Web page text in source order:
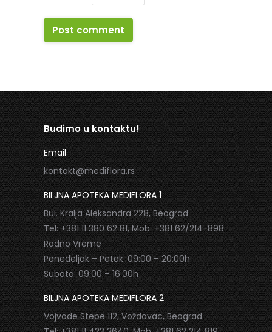
Post comment
Budimo u kontaktu!
Email
kontakt@mediflora.rs
BILJNA APOTEKA MEDIFLORA 1
Bul. Kralja Aleksandra 228, Beograd
Tel: +381 11 380 62 81, Mob. +381 62/214-898
Radno Vreme
Ponedeljak – Petak: 09:00 – 20:00h
Subota: 09:00 – 16:00h
BILJNA APOTEKA MEDIFLORA 2
Vojvode Stepe 112, Voždovac, Beograd